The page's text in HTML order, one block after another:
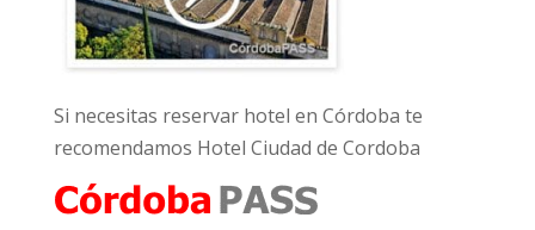
Si necesitas reservar hotel en Córdoba te
recomendamos Hotel Ciudad de Cordoba